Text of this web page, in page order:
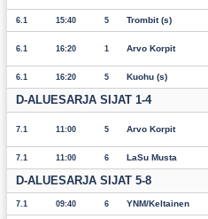
6.1 15:40 5 Trombit (s)
6.1 16:20 1 Arvo Korpit
6.1 16:20 5 Kuohu (s)
D-ALUESARJA SIJAT 1-4
7.1 11:00 5 Arvo Korpit
7.1 11:00 6 LaSu Musta
D-ALUESARJA SIJAT 5-8
7.1 09:40 6 YNM/Keltainen